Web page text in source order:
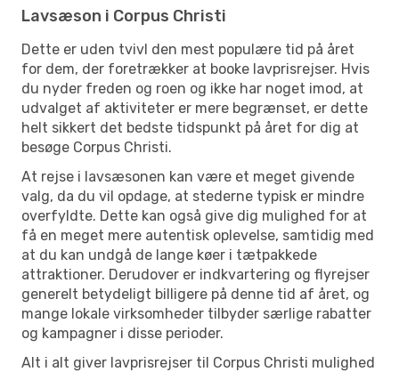
Lavsæson i Corpus Christi
Dette er uden tvivl den mest populære tid på året
for dem, der foretrækker at booke lavprisrejser. Hvis
du nyder freden og roen og ikke har noget imod, at
udvalget af aktiviteter er mere begrænset, er dette
helt sikkert det bedste tidspunkt på året for dig at
besøge Corpus Christi.
At rejse i lavsæsonen kan være et meget givende
valg, da du vil opdage, at stederne typisk er mindre
overfyldte. Dette kan også give dig mulighed for at
få en meget mere autentisk oplevelse, samtidig med
at du kan undgå de lange køer i tætpakkede
attraktioner. Derudover er indkvartering og flyrejser
generelt betydeligt billigere på denne tid af året, og
mange lokale virksomheder tilbyder særlige rabatter
og kampagner i disse perioder.
Alt i alt giver lavprisrejser til Corpus Christi mulighed